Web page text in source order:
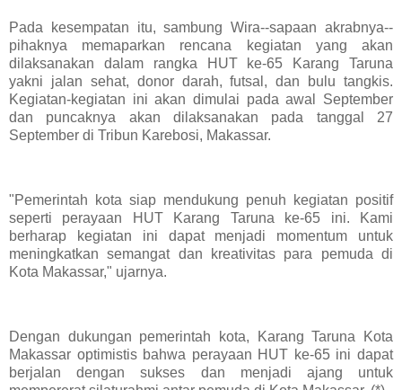
Pada kesempatan itu, sambung Wira--sapaan akrabnya--
pihaknya memaparkan rencana kegiatan yang akan
dilaksanakan dalam rangka HUT ke-65 Karang Taruna
yakni jalan sehat, donor darah, futsal, dan bulu tangkis.
Kegiatan-kegiatan ini akan dimulai pada awal September
dan puncaknya akan dilaksanakan pada tanggal 27
September di Tribun Karebosi, Makassar.
"Pemerintah kota siap mendukung penuh kegiatan positif
seperti perayaan HUT Karang Taruna ke-65 ini. Kami
berharap kegiatan ini dapat menjadi momentum untuk
meningkatkan semangat dan kreativitas para pemuda di
Kota Makassar," ujarnya.
Dengan dukungan pemerintah kota, Karang Taruna Kota
Makassar optimistis bahwa perayaan HUT ke-65 ini dapat
berjalan dengan sukses dan menjadi ajang untuk